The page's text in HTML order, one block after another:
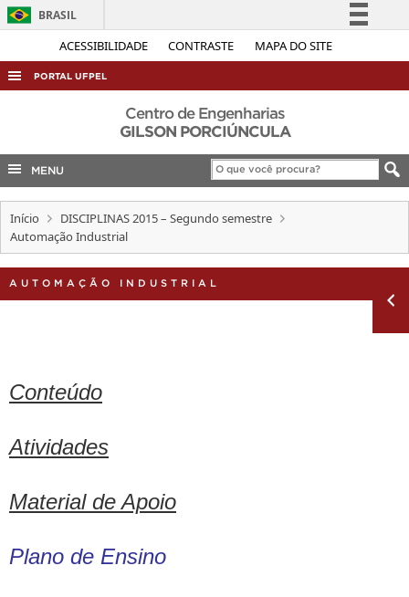
ACESSIBILIDADE CONTRASTE MAPA DO SITE
BRASIL
Simplifique!
Acesso à informação
Legislação
Canais
PORTAL UFPEL
ACESSO À INFORMAÇÃO
COBALTO
CONCURSOS
EDITAIS
Centro de Engenharias
GILSON PORCIÚNCULA
MENU
Início
DISCIPLINAS 2015 – Segundo semestre
Automação Industrial
AUTOMAÇÃO INDUSTRIAL
Conteúdo
Atividades
Material de Apoio
Plano de Ensino